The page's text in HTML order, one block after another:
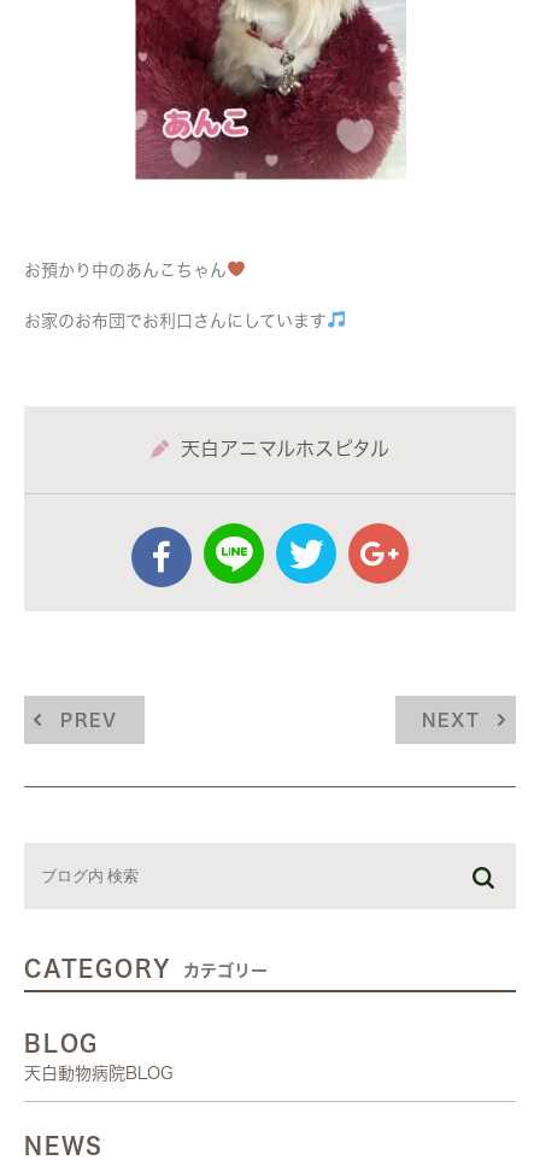
お預かり中のあんこちゃん
お家のお布団でお利口さんにしています
天白アニマルホスピタル
PREV NEXT
CATEGORY カテゴリー
BLOG
天白動物病院BLOG
NEWS